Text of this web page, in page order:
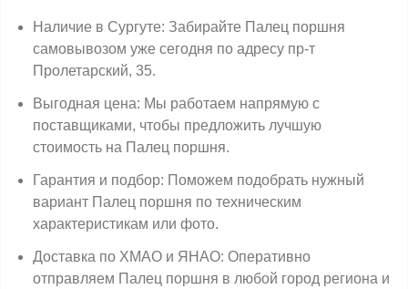
Наличие в Сургуте: Забирайте Палец поршня
самовывозом уже сегодня по адресу пр-т
Пролетарский, 35.
Выгодная цена: Мы работаем напрямую с
поставщиками, чтобы предложить лучшую
стоимость на Палец поршня.
Гарантия и подбор: Поможем подобрать нужный
вариант Палец поршня по техническим
характеристикам или фото.
Доставка по ХМАО и ЯНАО: Оперативно
отправляем Палец поршня в любой город региона и